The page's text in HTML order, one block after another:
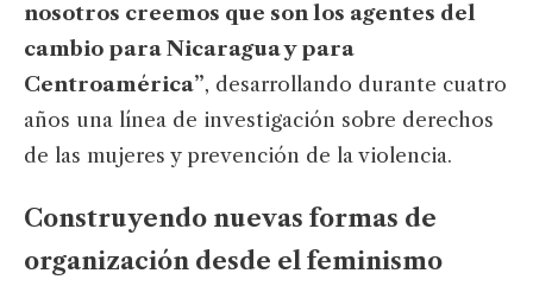
nosotros creemos que son los agentes del
cambio para Nicaragua y para
Centroamérica”, desarrollando durante cuatro
años una línea de investigación sobre derechos
de las mujeres y prevención de la violencia.
Construyendo nuevas formas de
organización desde el feminismo